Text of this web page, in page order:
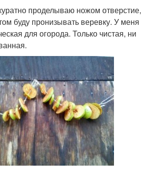
проделываю ножом отверстие,
буду пронизывать веревку. У меня
для огорода. Только чистая, ни